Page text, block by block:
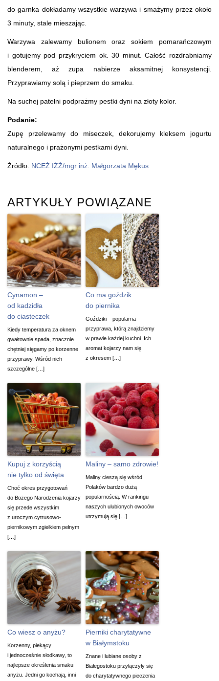
do garnka dokładamy wszystkie warzywa i smażymy przez około
3 minuty, stale mieszając.
Warzywa zalewamy bulionem oraz sokiem pomarańczowym
i gotujemy pod przykryciem ok. 30 minut. Całość rozdrabniamy
blenderem, aż zupa nabierze aksamitnej konsystencji.
Przyprawiamy solą i pieprzem do smaku.
Na suchej patelni podprażmy pestki dyni na złoty kolor.
Podanie:
Zupę przelewamy do miseczek, dekorujemy kleksem jogurtu
naturalnego i prażonymi pestkami dyni.
Źródło: NCEŻ IŻŻ/mgr inż. Małgorzata Mękus
ARTYKUŁY POWIĄZANE
Cynamon –
od kadzidła
do ciasteczek
Kiedy temperatura za oknem
gwałtownie spada, znacznie
chętniej sięgamy po korzenne
przyprawy. Wśród nich
szczególne […]
Co ma goździk
do piernika
Goździki – popularna
przyprawa, którą znajdziemy
w prawie każdej kuchni. Ich
aromat kojarzy nam się
z okresem […]
Kupuj z korzyścią
nie tylko od święta
Choć okres przygotowań
do Bożego Narodzenia kojarzy
się przede wszystkim
z uroczym cytrusowo-
piernikowym zgiełkiem pełnym
[…]
Maliny – samo zdrowie!
Maliny cieszą się wśród
Polaków bardzo dużą
popularnością. W rankingu
naszych ulubionych owoców
utrzymują się […]
Co wiesz o anyżu?
Korzenny, piekący
i jednocześnie słodkawy, to
najlepsze określenia smaku
anyżu. Jedni go kochają, inni
Pierniki charytatywne
w Białymstoku
Znane i lubiane osoby z
Białegostoku przyłączyły się
do charytatywnego pieczenia